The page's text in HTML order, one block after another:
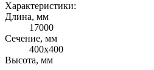
Характеристики:
Длина, мм
17000
Cечение, мм
400х400
Высота, мм